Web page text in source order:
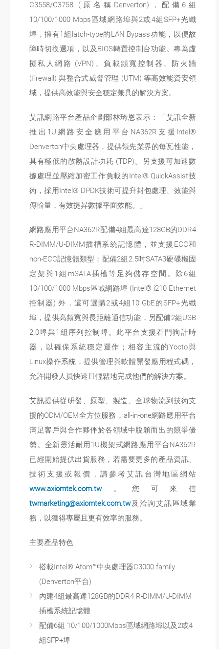
C3558/C3758 (原名稱Denverton)，配備6組
10/100/1000 Mbps區域網路埠與2或4組SFP+光纖
埠，擁有1組latch-type的LAN Bypass功能，以便故
障時切換選項，以及BIOS轉置控制台功能。專為虛
擬私人網路 (VPN)、負載頻寬控制器、防火牆
(firewall) 與整合式威脅管理 (UTM) 等高效能資安領
域，提供高效能與安全穩定兼具的解決方案。
艾訊網路平台產品企劃部林琦恩表示：「艾訊全新
推出1U網路安全應用平台NA362R支援Intel®
Denverton中央處理器，提供領先業界的每瓦性能，
具有極低的散熱設計功耗 (TDP)。另支援可加速數
據處理並壓縮加密工作負載的Intel® QuickAssist技
術，採用Intel® DPDK技術可提升封包處理、效能與
傳輸量，有效提昇數據平面效能。」
網路應用平台NA362R配備4組最高達128GB的DDR4
R-DIMM/U-DIMM插槽系統記憶體，並支援ECC和
non-ECC記憶體類型；配備2組2.5吋SATA3硬碟機固
定架與1組mSATA插槽等足夠儲存空間。除6組
10/100/1000 Mbps區域網路埠 (Intel® i210 Ethernet
控制器) 外，還可選購2或4組10 GbE的SFP+光纖
埠，提供高頻寬與長距離通信功能，另配備2組USB
2.0埠與1組序列控制埠。此平台支援看門狗計時
器，以確保系統穩定運作；相容主流的Yocto與
Linux操作系統，提供管理與軟體開發應用程式碼，
允許開發人員快速且輕鬆地完成他們的解決方案。
艾訊提供從研發、原型、製造、全球物流到技術支
援的ODM/OEM全方位服務，all-in-one網路應用平台
滿足客戶與合作夥伴於各領域中脫穎而出的競爭優
勢。全新靈活耐用1U機架式網路應用平台NA362R
已經開始提供出貨服務，若需要更多的產品資訊、
技術支援或報價，請參考艾訊台灣地區網站
www.axiomtek.com.tw。您可來信
twmarketing@axiomtek.com.tw及洽詢艾訊區域業
務，以獲得專屬且更有效率的服務。
主要產品特色
搭載Intel® Atom™中央處理器C3000 family
(Denverton平台)
內建4組最高達128GB的DDR4 R-DIMM/U-DIMM
插槽系統記憶體
配備6組 10/100/1000Mbps區域網路埠以及2或4
組SFP+埠